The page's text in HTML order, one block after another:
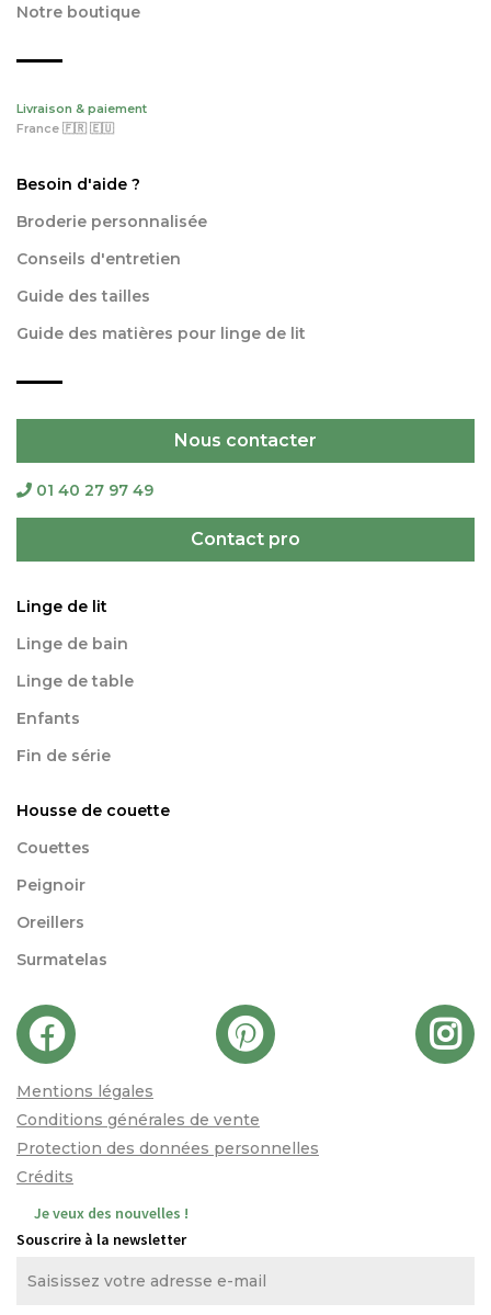
Notre boutique
Livraison & paiement
France 🇫🇷 🇪🇺
Besoin d'aide ?
Broderie personnalisée
Conseils d'entretien
Guide des tailles
Guide des matières pour linge de lit
Nous contacter
01 40 27 97 49
Contact pro
Linge de lit
Linge de bain
Linge de table
Enfants
Fin de série
Housse de couette
Couettes
Peignoir
Oreillers
Surmatelas
Mentions légales
Conditions générales de vente
Protection des données personnelles
Crédits
Je veux des nouvelles !
Souscrire à la newsletter